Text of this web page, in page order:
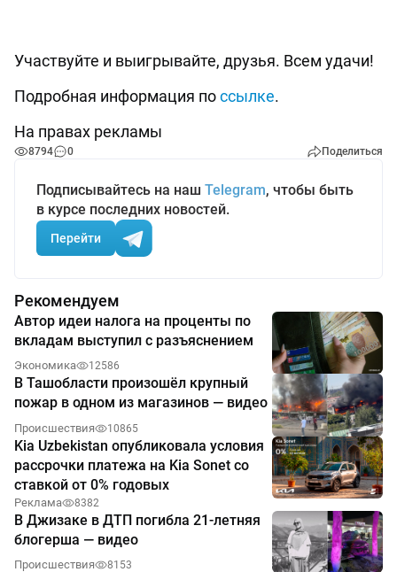
Участвуйте и выигрывайте, друзья. Всем удачи!
Подробная информация поссылке.
На правах рекламы
8794 0 Поделиться
Подписывайтесь на наш Telegram, чтобы быть
в курсе последних новостей.
Перейти
Рекомендуем
Автор идеи налога на проценты по
вкладам выступил с разъяснением
Экономика 12586
В Ташобласти произошёл крупный
пожар в одном из магазинов — видео
Происшествия 10865
Kia Uzbekistan опубликовала условия
рассрочки платежа на Kia Sonet со
ставкой от 0% годовых
Реклама 8382
В Джизаке в ДТП погибла 21-летняя
блогерша — видео
Происшествия 8153